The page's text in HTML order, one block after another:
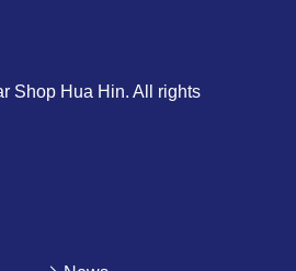
Shop Hua Hin. All rights